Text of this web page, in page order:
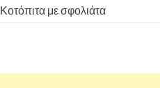
Κοτόπιτα με σφολιάτα